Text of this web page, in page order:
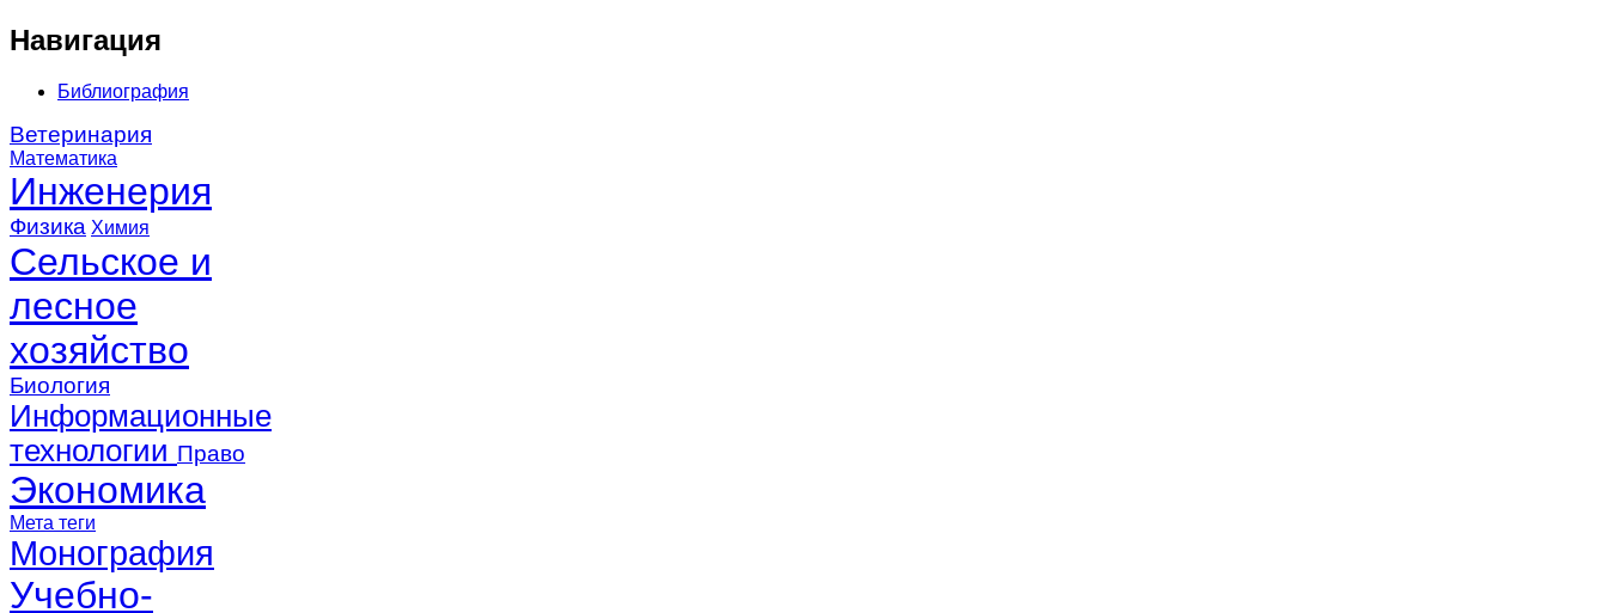
Навигация
Библиография
Ветеринария
Математика
Инженерия
Физика Химия
Сельское и
лесное
хозяйство
Биология
Информационные
технологии Право
Экономика
Мета теги
Монография
Учебно-